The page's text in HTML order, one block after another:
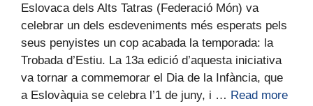
Eslovaca dels Alts Tatras (Federació Món) va
celebrar un dels esdeveniments més esperats pels
seus penyistes un cop acabada la temporada: la
Trobada d’Estiu. La 13a edició d’aquesta iniciativa
va tornar a commemorar el Dia de la Infància, que
a Eslovàquia se celebra l’1 de juny, i … Read more